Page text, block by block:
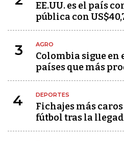
EE.UU. es el país
pública con
3 AGRO
Colombia sigue en
países que más
4 DEPORTES
Fichajes más
fútbol tras la